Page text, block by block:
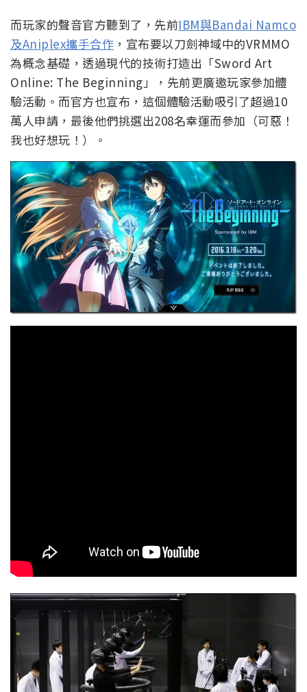
而玩家的聲音官方聽到了，先前IBM與Bandai Namco
及Aniplex攜手合作 ，宣布要以刀劍神域中的VRMMO
為概念基礎，透過現代的技術打造出「Sword Art
Online: The Beginning」，先前更廣邀玩家參加體
驗活動。而官方也宣布，這個體驗活動吸引了超過10
萬人申請，最後他們挑選出208名幸運而參加（可惡！
我也好想玩！）。